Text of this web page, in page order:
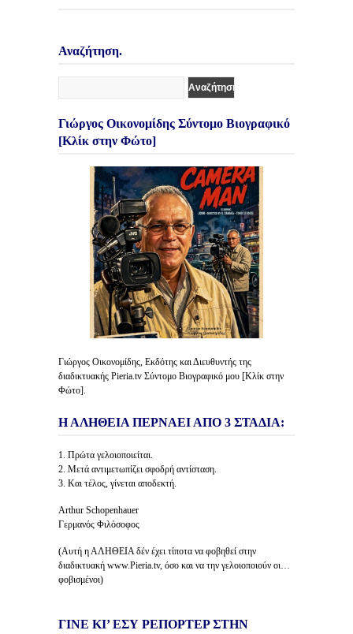
Αναζήτηση.
Γιώργος Οικονομίδης Σύντομο Βιογραφικό
[Κλίκ στην Φώτο]
Γιώργος Οικονομίδης, Εκδότης και Διευθυντής της
διαδικτυακής Pieria.tv Σύντομο Βιογραφικό μου [Κλίκ στην
Φώτο].
Η ΑΛΗΘΕΙΑ ΠΕΡΝΑΕΙ ΑΠΟ 3 ΣΤΑΔΙΑ:
1. Πρώτα γελοιοποιείται.
2. Μετά αντιμετωπίζει σφοδρή αντίσταση.
3. Και τέλος, γίνεται αποδεκτή.
Arthur Schopenhauer
Γερμανός Φιλόσοφος
(Αυτή η ΑΛΗΘΕΙΑ δέν έχει τίποτα να φοβηθεί στην
διαδικτυακή www.Pieria.tv, όσο και να την γελοιοποιούν οι…
φοβισμένοι)
ΓΙΝΕ ΚΙ’ ΕΣΥ ΡΕΠΟΡΤΕΡ ΣΤΗΝ